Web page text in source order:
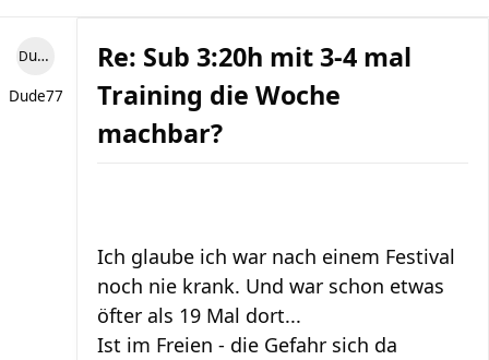
Dude77
Dude77
Re: Sub 3:20h mit 3-4 mal
Training die Woche
machbar?
Ich glaube ich war nach einem Festival
noch nie krank. Und war schon etwas
öfter als 19 Mal dort...
Ist im Freien - die Gefahr sich da